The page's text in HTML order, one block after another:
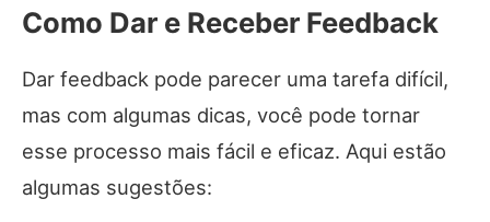
Como Dar e Receber Feedback
Dar feedback pode parecer uma tarefa difícil,
mas com algumas dicas, você pode tornar
esse processo mais fácil e eficaz. Aqui estão
algumas sugestões: